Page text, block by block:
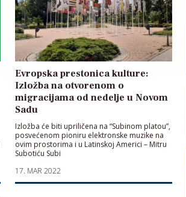
Evropska prestonica kulture:
Izložba na otvorenom o
migracijama od nedelje u Novom
Sadu
Izložba će biti upriličena na “Subinom platou”,
posvećenom pioniru elektronske muzike na
ovim prostorima i u Latinskoj Americi – Mitru
Subotiću Subi
17. MAR 2022